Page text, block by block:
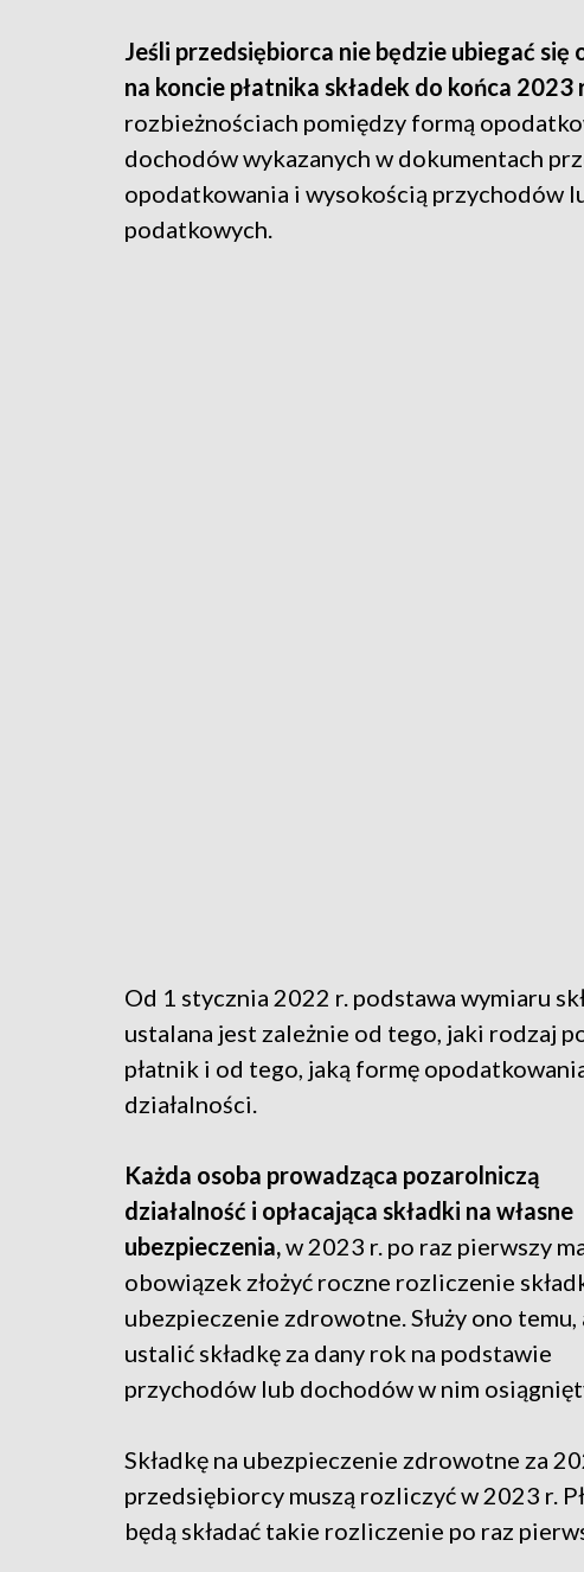
Jeśli przedsiębiorca nie będzie ubiegać
na koncie płatnika składek do końca 2023
rozbieżnościach pomiędzy formą
dochodów wykazanych w dokumentach
opodatkowania i wysokością przychodów
podatkowych.
Od 1 stycznia 2022 r. podstawa wymiaru
ustalana jest zależnie od tego, jaki rodzaj
płatnik i od tego, jaką formę
działalności.
Każda osoba prowadząca pozarolniczą
działalność i opłacająca składki na własne
ubezpieczenia,w 2023 r. po raz pierwszy
obowiązek złożyć roczne rozliczenie
ubezpieczenie zdrowotne. Służy ono temu,
ustalić składkę za dany rok na podstawie
przychodów lub dochodów w nim
Składkę na ubezpieczenie zdrowotne za
przedsiębiorcy muszą rozliczyć w 2023 r.
będą składać takie rozliczenie po raz